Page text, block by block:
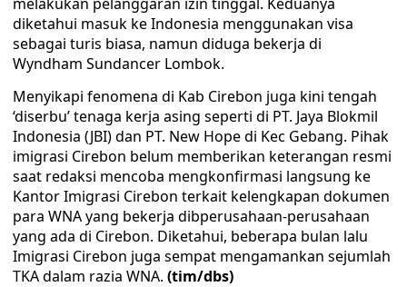
diketahui masuk ke Indonesia menggunakan visa
sebagai turis biasa, namun diduga bekerja di
Wyndham Sundancer Lombok.
Menyikapi fenomena di Kab Cirebon juga kini tengah
‘diserbu’ tenaga kerja asing seperti di PT. Jaya Blokmil
Indonesia (JBI) dan PT. New Hope di Kec Gebang. Pihak
imigrasi Cirebon belum memberikan keterangan resmi
saat redaksi mencoba mengkonfirmasi langsung ke
Kantor Imigrasi Cirebon terkait kelengkapan dokumen
para WNA yang bekerja dibperusahaan-perusahaan
yang ada di Cirebon. Diketahui, beberapa bulan lalu
Imigrasi Cirebon juga sempat mengamankan sejumlah
TKA dalam razia WNA. (tim/dbs)